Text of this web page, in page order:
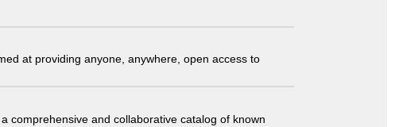
at providing anyone, anywhere, open access to
comprehensive and collaborative catalog of known